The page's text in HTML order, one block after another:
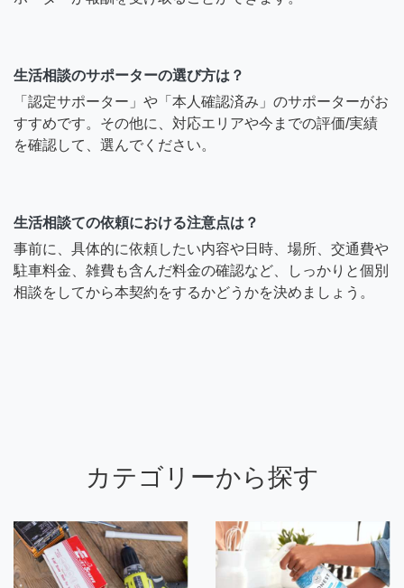
生活相談のサポーターの選び方は？
「認定サポーター」や「本人確認済み」のサポーターがお
すすめです。その他に、対応エリアや今までの評価/実績
を確認して、選んでください。
生活相談ての依頼における注意点は？
事前に、具体的に依頼したい内容や日時、場所、交通費や
駐車料金、雑費も含んだ料金の確認など、しっかりと個別
相談をしてから本契約をするかどうかを決めましょう。
カテゴリーから探す